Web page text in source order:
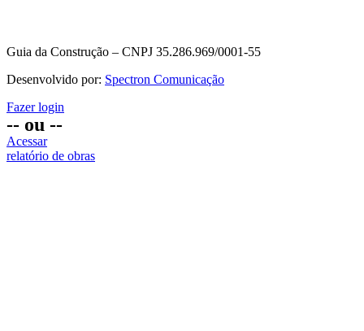
Guia da Construção – CNPJ 35.286.969/0001-55
Desenvolvido por: Spectron Comunicação
Fazer login
-- ou --
Acessar
relatório de obras